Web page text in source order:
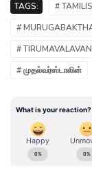
TAGS: #
#
# TIRUMAVALAVAN
# முதல்வர்ஸ்டாலின்